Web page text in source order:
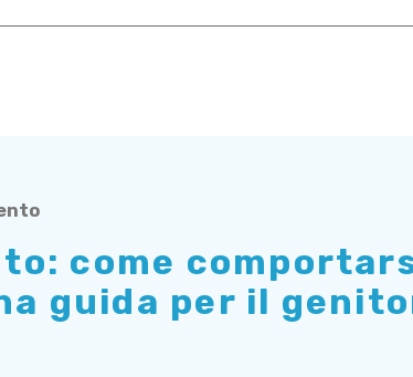
come
guida per il